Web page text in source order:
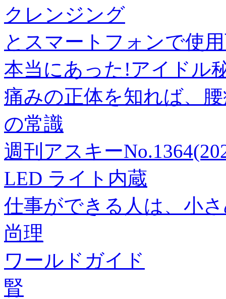
クレンジング
とスマートフォンで使
本当にあった!アイドル
痛みの正体を知れば、
の常識
週刊アスキー
LED ライト内蔵
仕事ができる人は、小
尚理
ワールドガイド
腎